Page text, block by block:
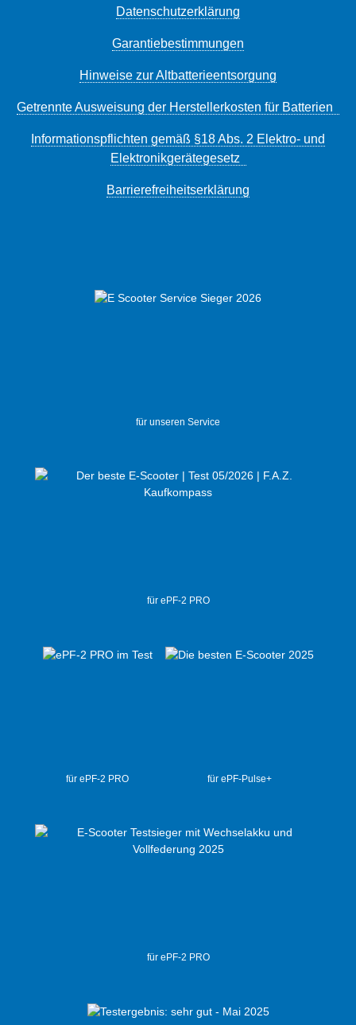
Datenschutzerklärung
Garantiebestimmungen
Hinweise zur Altbatterieentsorgung
Getrennte Ausweisung der Herstellerkosten für Batterien
Informationspflichten gemäß §18 Abs. 2 Elektro- und
Elektronikgerätegesetz
Barrierefreiheitserklärung
für unseren Service
für ePF-2 PRO
für ePF-2 PRO für ePF-Pulse+
für ePF-2 PRO